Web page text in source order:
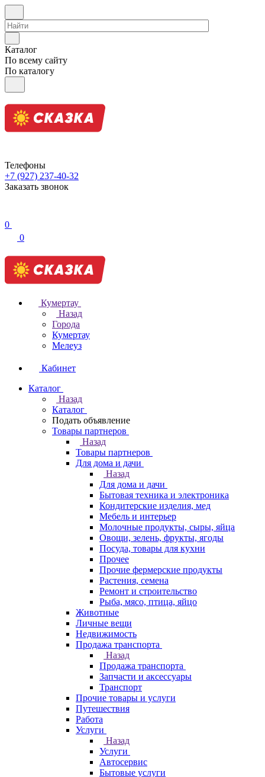
Каталог
По всему сайту
По каталогу
Телефоны
+7 (927) 237-40-32
Заказать звонок
0
0
Кумертау
Назад
Города
Кумертау
Мелеуз
Кабинет
Каталог
Назад
Каталог
Подать объявление
Товары партнеров
Назад
Товары партнеров
Для дома и дачи
Назад
Для дома и дачи
Бытовая техника и электроника
Кондитерские изделия, мед
Мебель и интерьер
Молочные продукты, сыры, яйца
Овощи, зелень, фрукты, ягоды
Посуда, товары для кухни
Прочее
Прочие фермерские продукты
Растения, семена
Ремонт и строительство
Рыба, мясо, птица, яйцо
Животные
Личные вещи
Недвижимость
Продажа транспорта
Назад
Продажа транспорта
Запчасти и аксессуары
Транспорт
Прочие товары и услуги
Путешествия
Работа
Услуги
Назад
Услуги
Автосервис
Бытовые услуги